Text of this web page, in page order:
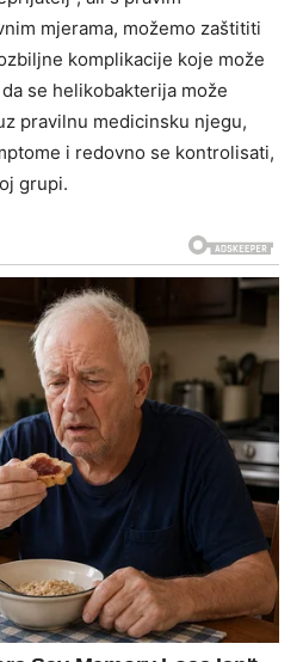
mjerama, možemo zaštititi
komplikacije koje može
se helikobakterija može
pravilnu medicinsku njegu,
i redovno se kontrolisati,
grupi.